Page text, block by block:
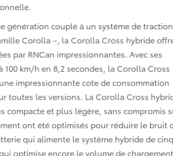
génération couplé à un système de traction
Corolla –, la Corolla Cross hybride
par RNCan impressionnantes. Avec ses
100 km/h en 8,2 secondes, la Corolla Cross
impressionnante cote de consommation
toutes les versions. La Corolla Cross
et plus légère, sans compromis
ont été optimisés pour réduire le bruit
qui alimente le système hybride de
optimise encore le volume de